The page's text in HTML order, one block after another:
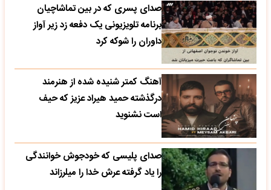
صدای پسری که در بین تماشاچیان
برنامه تلویزیونی یک دفعه زد زیر آواز
داوران را شوکه کرد
آهنگ کمتر شنیده شده از هنرمند
درگذشته حمید هیراد عزیز که حیف
است نشنوید
صدای پلیسی که خودجوش خوانندگی
را یاد گرفته عرش خدا را میلرزاند